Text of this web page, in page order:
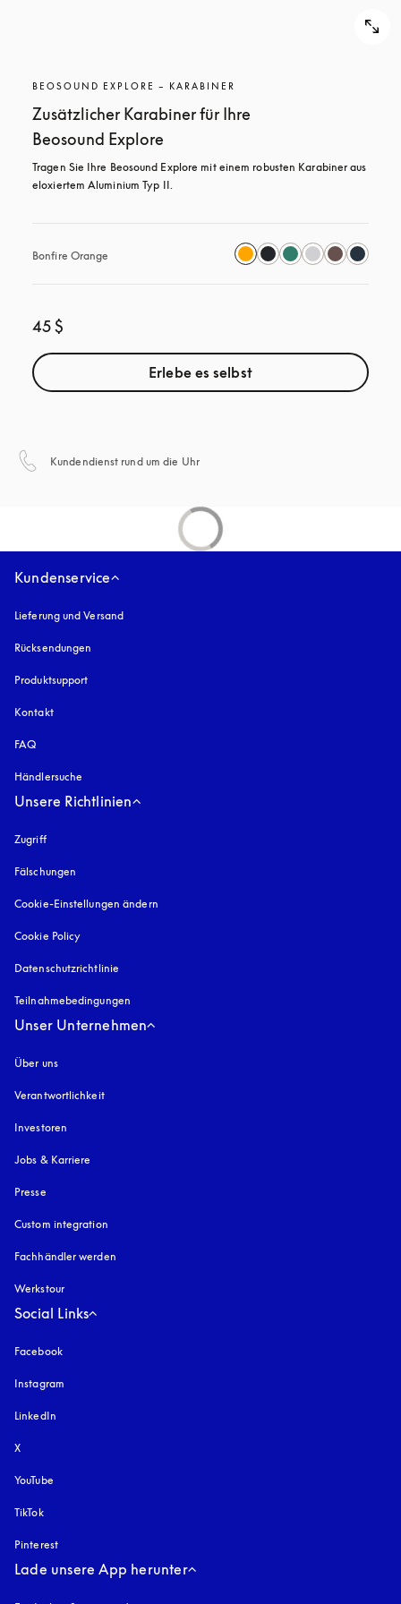
BEOSOUND EXPLORE – KARABINER
Zusätzlicher Karabiner für Ihre
Beosound Explore
Tragen Sie Ihre Beosound Explore mit einem robusten Karabiner aus
eloxiertem Aluminium Typ II.
Bonfire Orange
45 $
Erlebe es selbst
Kundendienst rund um die Uhr
Kundenservice
Lieferung und Versand
Rücksendungen
Produktsupport
Kontakt
FAQ
Händlersuche
Unsere Richtlinien
Zugrifföffnet sich in einem neuen Tab
Fälschungen
Cookie-Einstellungen ändern
Cookie Policy
Datenschutzrichtlinie
Teilnahmebedingungen
Unser Unternehmen
Über uns
Verantwortlichkeit
Investoren
Jobs & Karriere
Presse
Custom integration
Fachhändler werden
Werkstour
Social Links
Facebook
Instagram
LinkedIn
X
YouTube
TikTok
Pinterest
Lade unsere App herunter